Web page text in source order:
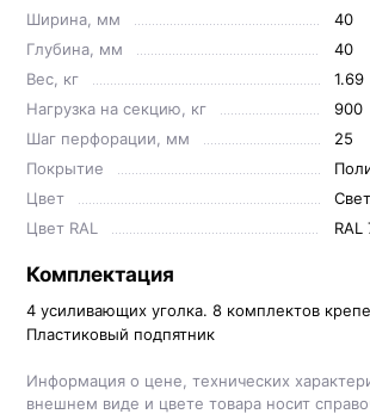
Ширина, мм
40
Глубина, мм
40
Вес, кг
1.69
Нагрузка на секцию, кг
900
Шаг перфорации, мм
25
Покрытие
Цвет
Цвет RAL
RAL
Комплектация
4 усиливающих уголка. 8 комплектов
Пластиковый подпятник
Информация о цене, технических
внешнем виде и цвете товара носит